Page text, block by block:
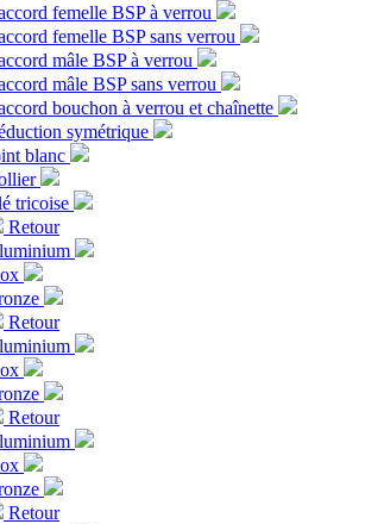
femelle BSP à verrou
femelle BSP sans verrou
mâle BSP à verrou
mâle BSP sans verrou
bouchon à verrou et chaînette
symétrique
blanc
tricoise
Retour
Retour
Retour
Retour